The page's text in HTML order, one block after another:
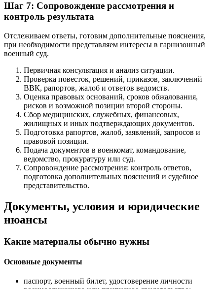
Шаг 7: Сопровождение рассмотрения и
контроль результата
Отслеживаем ответы, готовим дополнительные пояснения,
при необходимости представляем интересы в гарнизонный
военный суд.
Первичная консультация и анализ ситуации.
Проверка повесток, решений, приказов, заключений
ВВК, рапортов, жалоб и ответов ведомств.
Оценка правовых оснований, сроков обжалования,
рисков и возможной позиции второй стороны.
Сбор медицинских, служебных, финансовых,
жилищных и иных подтверждающих документов.
Подготовка рапортов, жалоб, заявлений, запросов и
правовой позиции.
Подача документов в военкомат, командование,
ведомство, прокуратуру или суд.
Сопровождение рассмотрения: контроль ответов,
подготовка дополнительных пояснений и судебное
представительство.
Документы, условия и юридические
нюансы
Какие материалы обычно нужны
Основные документы
паспорт, военный билет, удостоверение личности